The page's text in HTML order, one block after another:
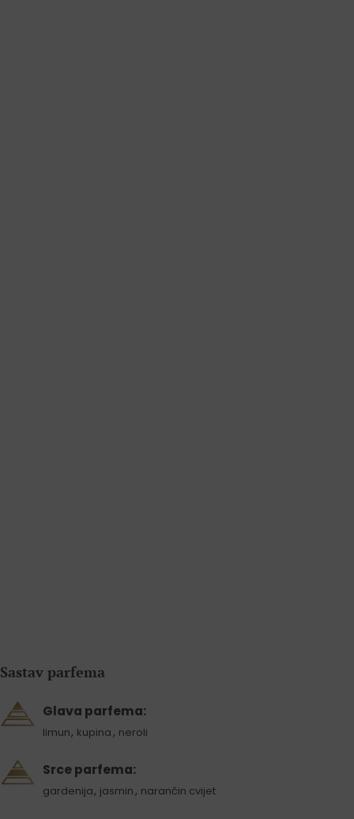
Sastav parfema
Glava parfema:
limun, kupina , neroli
Srce parfema:
gardenija, jasmin, narančin cvijet